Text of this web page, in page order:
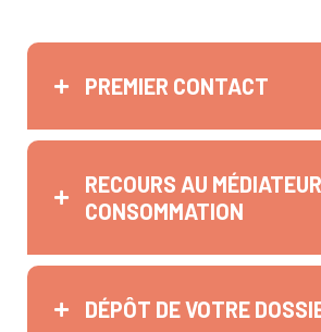
PREMIER CONTACT
RECOURS AU
CONSOMMATION
DÉPÔT DE VOTRE